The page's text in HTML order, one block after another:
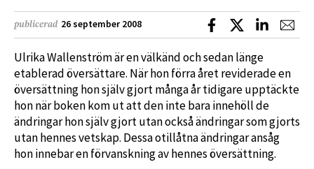
publicerad 26 september 2008 Dela på Facebook
Dela på XDela på
Ulrika Wallenström är en välkänd och sedan länge
etablerad översättare. När hon förra året reviderade en
översättning hon själv gjort många år tidigare upptäckte
hon när boken kom ut att den inte bara innehöll de
ändringar hon själv gjort utan också ändringar som gjorts
utan hennes vetskap. Dessa otillåtna ändringar ansåg
hon innebar en förvanskning av hennes översättning.